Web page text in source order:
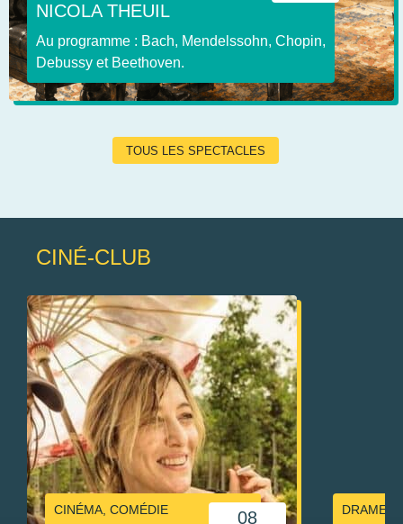
NICOLA THEUIL
Au programme : Bach, Mendelssohn, Chopin,
Debussy et Beethoven.
TOUS LES SPECTACLES
CINÉ-CLUB
CINÉMA, COMÉDIE 08 DRAME